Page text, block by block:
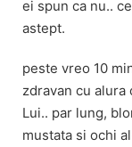
ei spun ca nu..
astept.
peste vreo 10
zdravan cu alura
Lui.. par lung,
mustata si ochi